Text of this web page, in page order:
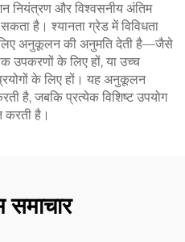
नियंत्रण और विश्वसनीय अंतिम
है। श्यानता ग्रेड में विविधता
अनुकूलन की अनुमति देती है—जैसे
उपकरणों के लिए हों, या उच्च
के लिए हों। यह अनुकूलन
है, जबकि प्रत्येक विशिष्ट उपयोग
करती है।
समाचार